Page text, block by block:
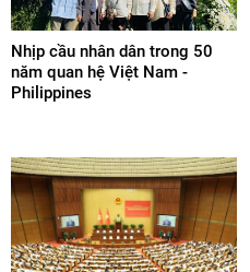
Nhịp cầu nhân dân trong 50
năm quan hệ Việt Nam -
Philippines